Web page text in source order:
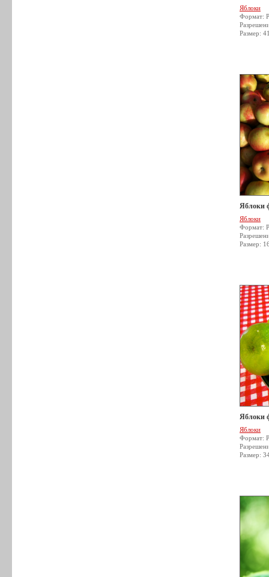
Яблоки
Формат:
Размер:
Яблоки
Яблоки
Формат:
Размер:
Яблоки
Яблоки
Формат:
Размер: